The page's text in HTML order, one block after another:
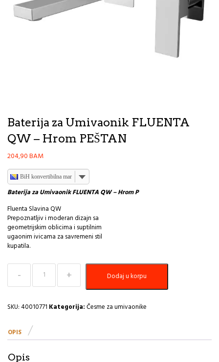
Baterija za Umivaonik FLUENTA
QW – Hrom PEŠTAN
204,90BAM
BiH konvertibilna marka
Baterija za Umivaonik FLUENTA QW – Hrom P
Fluenta Slavina QW
Prepoznatljiv i moderan dizajn sa
geometrijskim oblicima i suptilnim
ugaonim ivicama za savremeni stil
kupatila.
Baterija
Umivaonik
QW
Hrom
količina
Dodaj u korpu
SKU:40010771 Kategorija:Česme za umivaonike
OPIS
Opis